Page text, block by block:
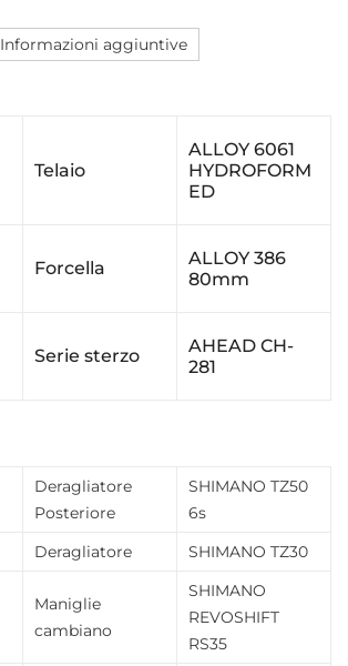
Informazioni aggiuntive
Telaio
ALLOY 6061
HYDROFORM
ED
Forcella
ALLOY 386
80mm
Serie sterzo
AHEAD CH-
281
Deragliatore
Posteriore
SHIMANO TZ50
6s
Deragliatore
SHIMANO TZ30
Maniglie
cambiano
SHIMANO
REVOSHIFT
RS35